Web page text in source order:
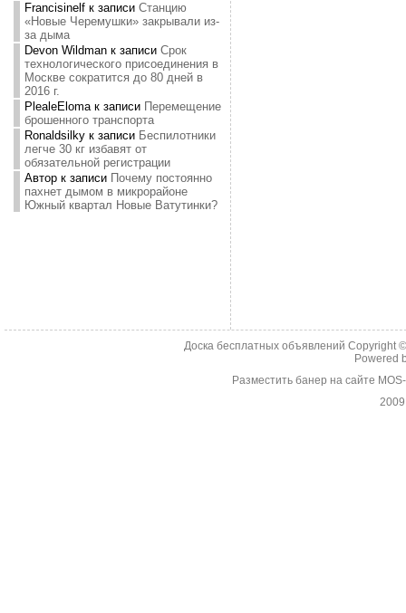
Francisinelfк записи Станцию
«Новые Черемушки» закрывали из-
за дыма
Devon Wildmanк записи Срок
технологического присоединения в
Москве сократится до 80 дней в
2016 г.
PlealeElomaк записи Перемещение
брошенного транспорта
Ronaldsilkyк записи Беспилотники
легче 30 кг избавят от
обязательной регистрации
Авторк записи Почему постоянно
пахнет дымом в микрорайоне
Южный квартал Новые Ватутинки?
Доска бесплатных объявлений Copyright
Powered
Разместить банер на сайте